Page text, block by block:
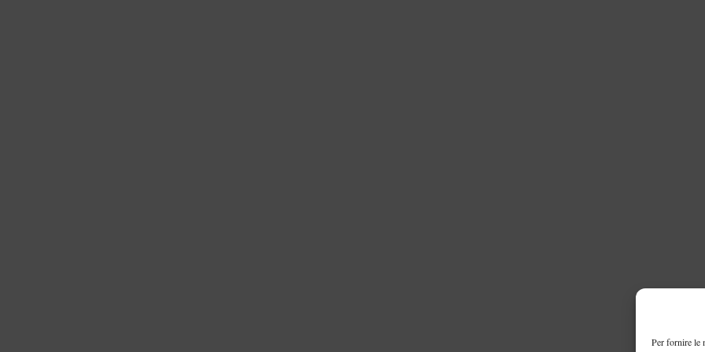
Per fornire le